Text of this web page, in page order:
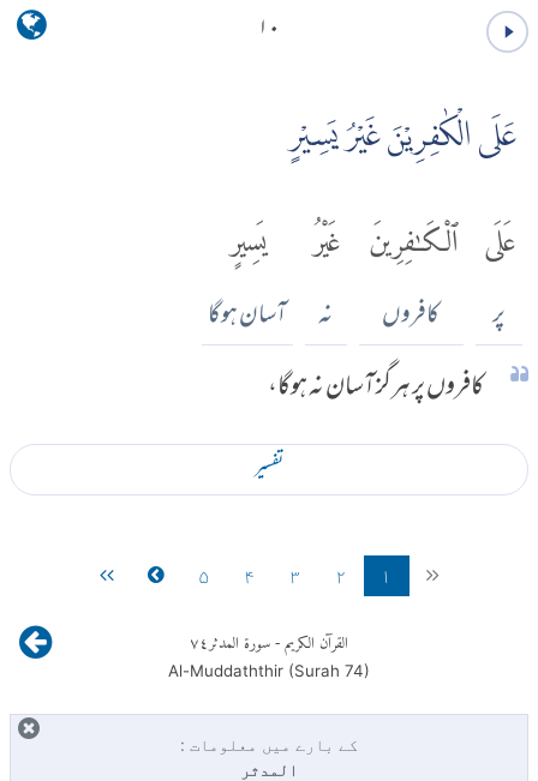
۱۰
عَلَى الْكٰفِرِيْنَ غَيْرُ يَسِيْرٍ
عَلَى
پر
ٱلْكَٰفِرِينَ
کافروں
غَيْرُ
نہ
يَسِيرٍ
آسان ہوگا
کافروں پر ہرگز آسان نہ ہوگا،
تفسير
۱ ۲ ۳ ۴ ۵
القرآن الكريم- سورة المدثر٧٤
Al-Muddaththir (Surah 74)
کے بارے میں معلومات :
المدثر